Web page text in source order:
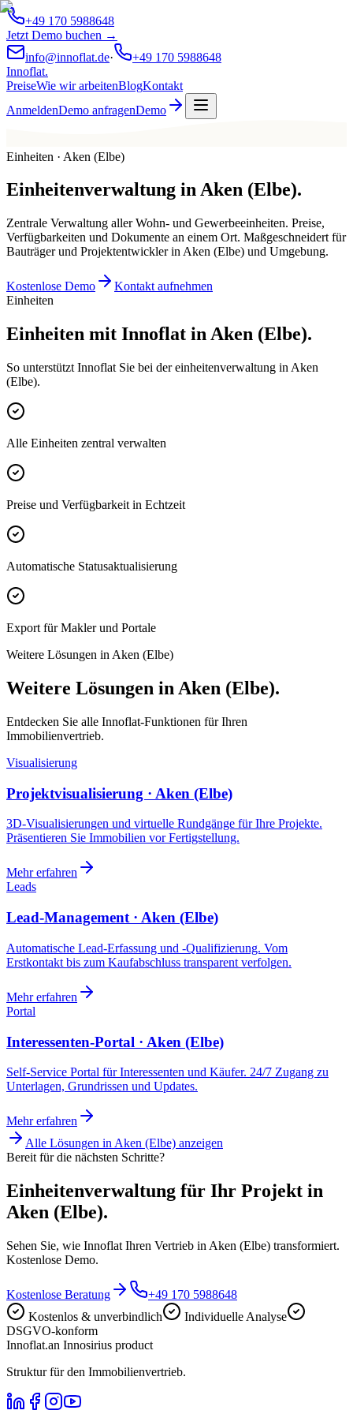
+49 170 5988648
Jetzt Demo buchen →
info@innoflat.de·
+49 170 5988648
Innoflat.
PreiseWie wir arbeitenBlogKontakt
AnmeldenDemo anfragenDemo
Einheiten · Aken (Elbe)
Einheitenverwaltung inAken (Elbe).
Zentrale Verwaltung aller Wohn- und Gewerbeeinheiten. Preise,
Verfügbarkeiten und Dokumente an einem Ort. Maßgeschneidert für
Bauträger und Projektentwickler in Aken (Elbe) und Umgebung.
Kostenlose Demo
Kontakt aufnehmen
Einheiten
Einheiten mit Innoflat in Aken (Elbe).
So unterstützt Innoflat Sie bei der einheitenverwaltung in Aken
(Elbe).
Alle Einheiten zentral verwalten
Preise und Verfügbarkeit in Echtzeit
Automatische Statusaktualisierung
Export für Makler und Portale
Weitere Lösungen in Aken (Elbe)
Weitere Lösungen in Aken (Elbe).
Entdecken Sie alle Innoflat-Funktionen für Ihren
Immobilienvertrieb.
Visualisierung
Projektvisualisierung · Aken (Elbe)
3D-Visualisierungen und virtuelle Rundgänge für Ihre Projekte.
Präsentieren Sie Immobilien vor Fertigstellung.
Mehr erfahren
Leads
Lead-Management · Aken (Elbe)
Automatische Lead-Erfassung und -Qualifizierung. Vom
Erstkontakt bis zum Kaufabschluss transparent verfolgen.
Mehr erfahren
Portal
Interessenten-Portal · Aken (Elbe)
Self-Service Portal für Interessenten und Käufer. 24/7 Zugang zu
Unterlagen, Grundrissen und Updates.
Mehr erfahren
Alle Lösungen in Aken (Elbe) anzeigen
Bereit für die nächsten Schritte?
Einheitenverwaltung für Ihr Projekt in
Aken (Elbe).
Sehen Sie, wie Innoflat Ihren Vertrieb in Aken (Elbe) transformiert.
Kostenlose Demo.
Kostenlose Beratung
+49 170 5988648
Kostenlos & unverbindlich
Individuelle Analyse
DSGVO-konform
Innoflat.an Innosirius product
Struktur für den Immobilienvertrieb.